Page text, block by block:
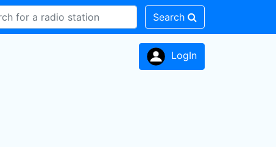
Search
LogIn